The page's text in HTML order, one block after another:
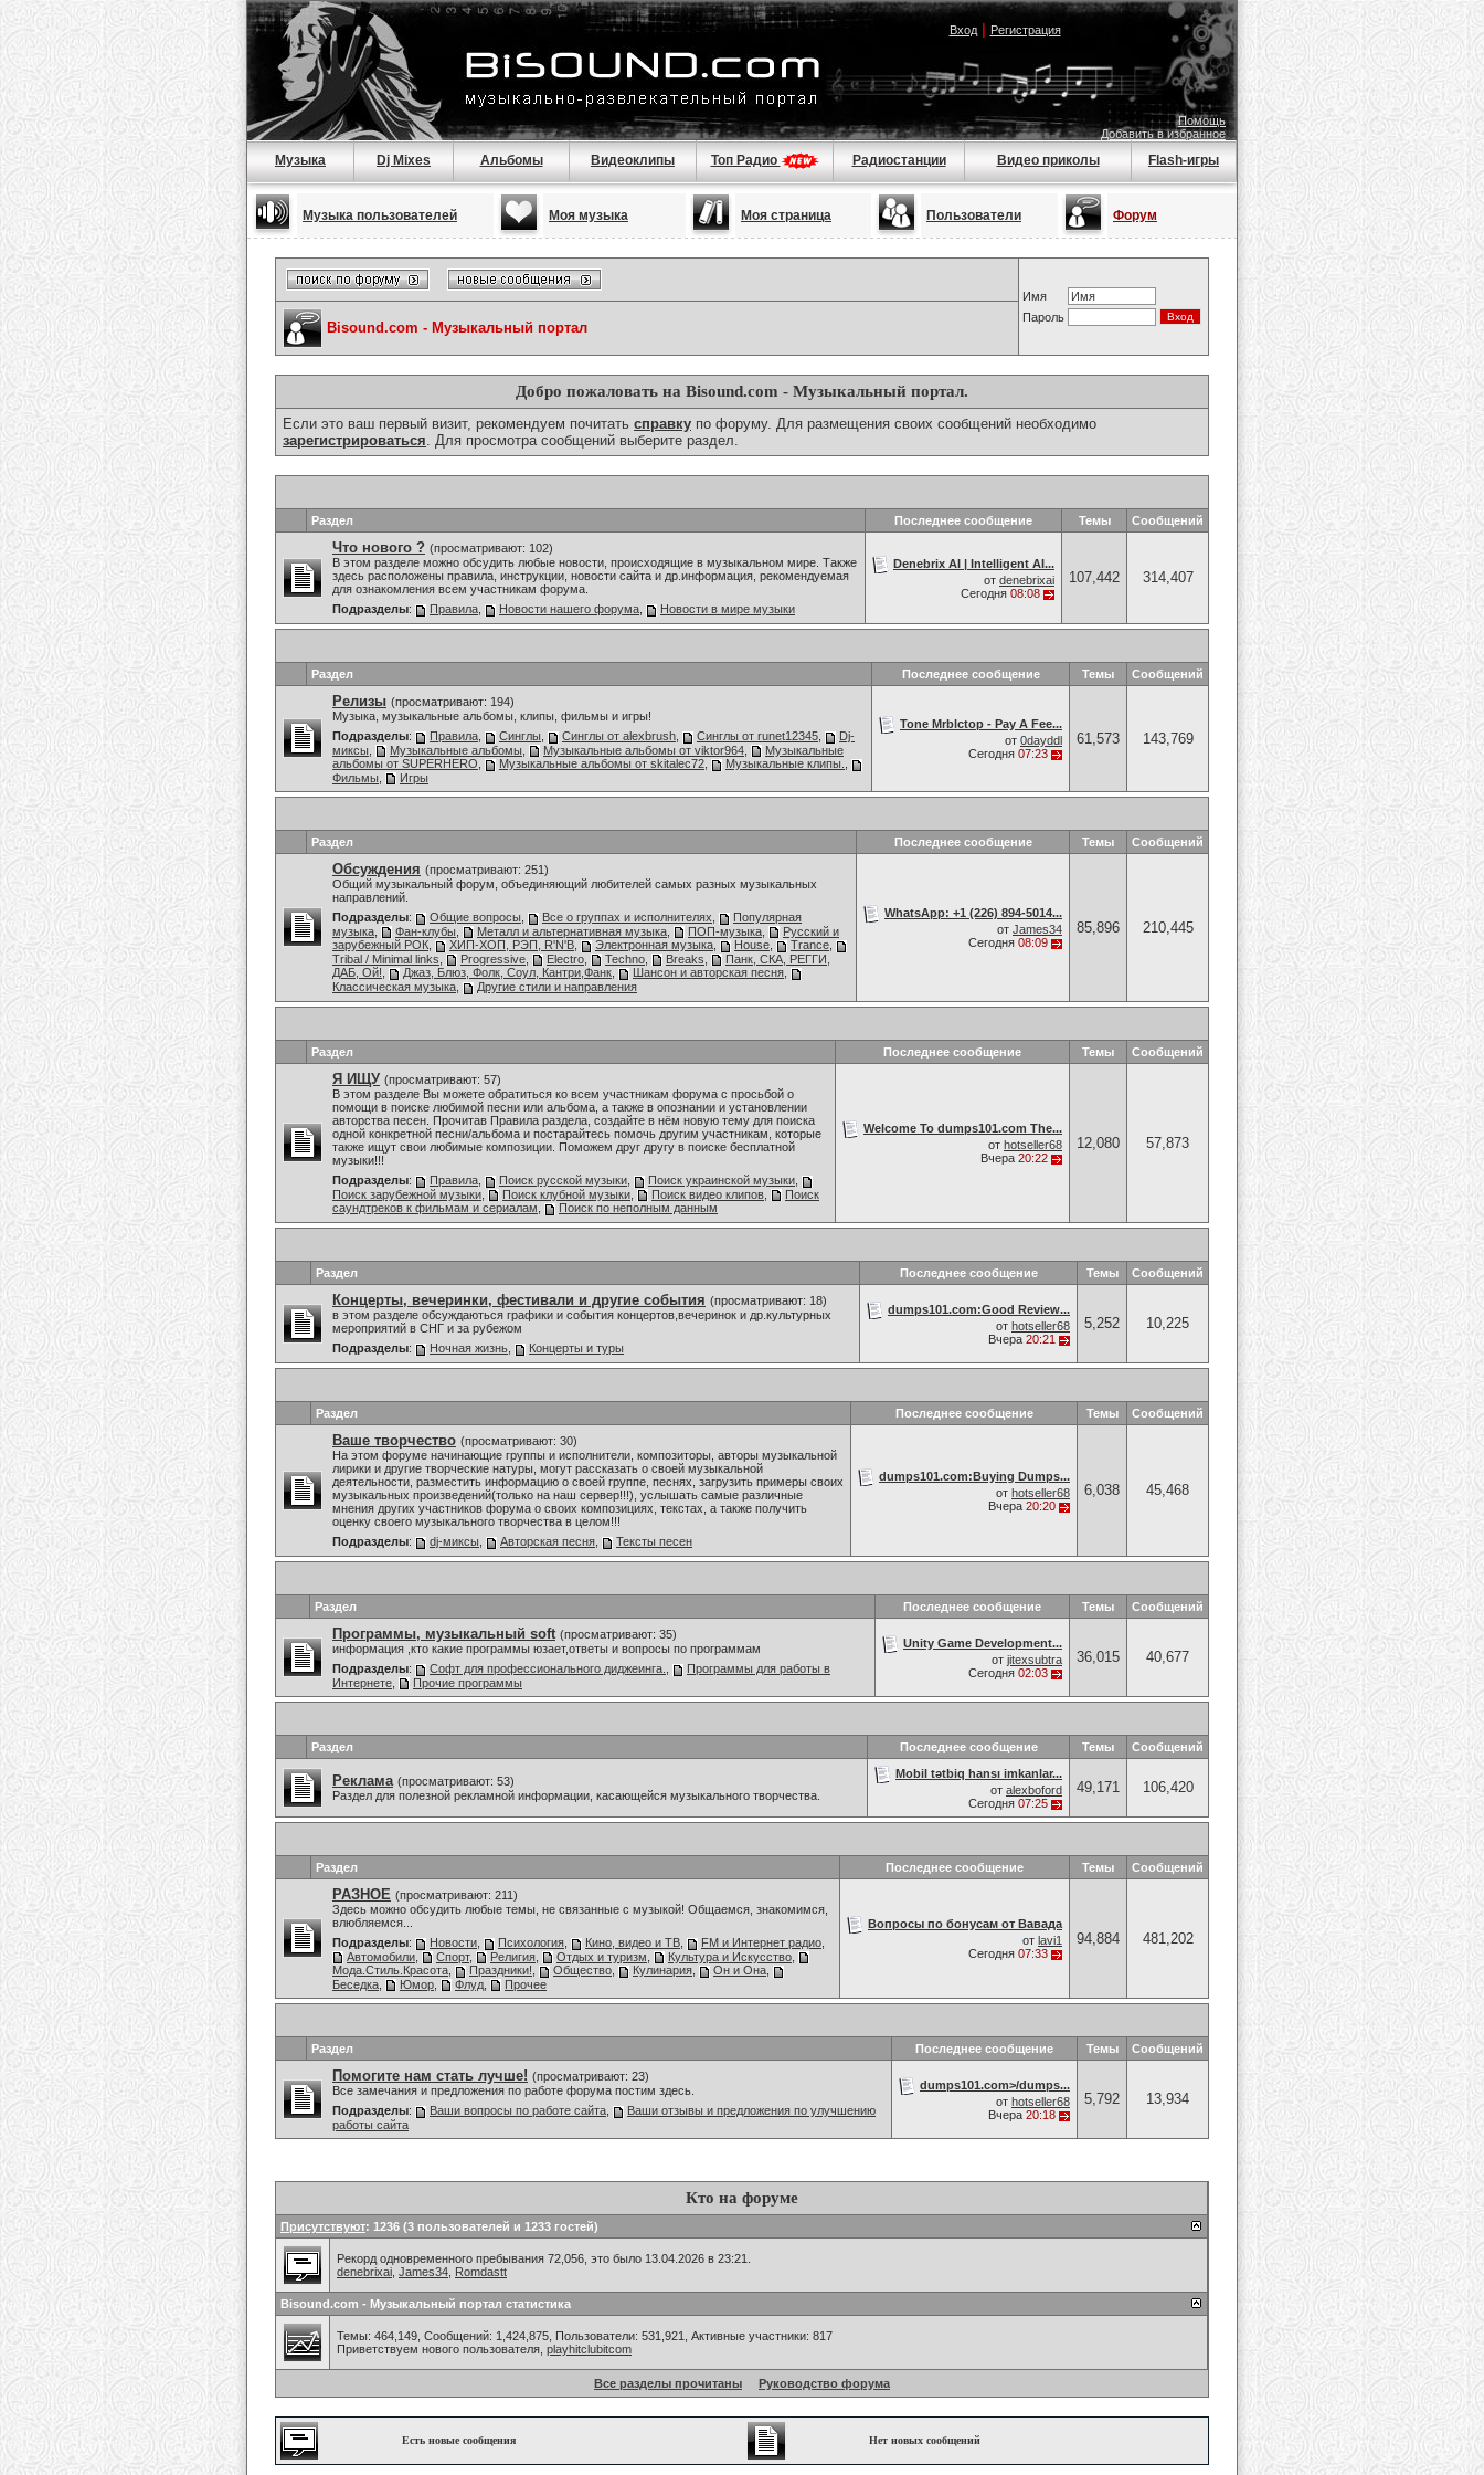
Вход| Регистрация
Помощь
Добавить в избранное
Музыка Dj Mixes Альбомы Видеоклипы Топ Радио Радиостанции Видео приколы Flash-игры
Музыка пользователей Моя музыка Моя страница Пользователи Форум
Имя
Пароль
Bisound.com - Музыкальный портал
Добро пожаловать на Bisound.com - Музыкальный портал.
Если это ваш первый визит, рекомендуем почитать справку по форуму. Для размещения своих сообщений необходимо
зарегистрироваться. Для просмотра сообщений выберите раздел.
Раздел Последнее сообщение Темы Сообщений
Что нового ? (просматривают: 102)
В этом разделе можно обсудить любые новости, происходящие в музыкальном мире. Также
здесь расположены правила, инструкции, новости сайта и др.информация, рекомендуемая
для ознакомления всем участникам форума.
Подразделы: Правила Новости нашего форума Новости в мире музыки
Denebrix AI | Intelligent AI...
от denebrixai
Сегодня 08:08
107,442 314,407
Раздел Последнее сообщение Темы Сообщений
Релизы (просматривают: 194)
Музыка, музыкальные альбомы, клипы, фильмы и игры!
Подразделы: Правила Синглы Синглы от alexbrush Синглы от runet12345
Dj-
миксы
Музыкальные альбомы Музыкальные альбомы от viktor964
Музыкальные
альбомы от SUPERHERO
Музыкальные альбомы от skitalec72 Музыкальные клипы.
Фильмы
Игры
Tone Mrblctop - Pay A Fee...
от 0dayddl
Сегодня 07:23
61,573 143,769
Раздел Последнее сообщение Темы Сообщений
Обсуждения (просматривают: 251)
Общий музыкальный форум, объединяющий любителей самых разных музыкальных
направлений.
Подразделы: Общие вопросы Все о группах и исполнителях
Популярная
музыка
Фан-клубы Металл и альтернативная музыка ПОП-музыка
Русский и
зарубежный РОК
ХИП-ХОП, РЭП, R'N'B Электронная музыка House Trance
Tribal / Minimal links
Progressive Electro Techno Breaks
Панк, СКА, РЕГГИ,
ДАБ, Ой!
Джаз, Блюз, Фолк, Соул, Кантри,Фанк Шансон и авторская песня
Классическая музыка
Другие стили и направления
WhatsApp: +1 (226) 894-5014​...
от James34
Сегодня 08:09
85,896 210,445
Раздел Последнее сообщение Темы Сообщений
Я ИЩУ (просматривают: 57)
В этом разделе Вы можете обратиться ко всем участникам форума с просьбой о
помощи в поиске любимой песни или альбома, а также в опознании и установлении
авторства песен. Прочитав Правила раздела, создайте в нём новую тему для поиска
одной конкретной песни/альбома и постарайтесь помочь другим участникам, которые
также ищут свои любимые композиции. Поможем друг другу в поиске бесплатной
музыки!!!
Подразделы: Правила Поиск русской музыки Поиск украинской музыки
Поиск зарубежной музыки
Поиск клубной музыки Поиск видео клипов
Поиск
саундтреков к фильмам и сериалам
Поиск по неполным данным
Welcome To dumps101.com The...
от hotseller68
Вчера 20:22
12,080 57,873
Раздел Последнее сообщение Темы Сообщений
Концерты, вечеринки, фестивали и другие события (просматривают: 18)
в этом разделе обсуждаються графики и события концертов,вечеринок и др.культурных
мероприятий в СНГ и за рубежом
Подразделы: Ночная жизнь Концерты и туры
dumps101.com:Good Review...
от hotseller68
Вчера 20:21
5,252 10,225
Раздел Последнее сообщение Темы Сообщений
Ваше творчество (просматривают: 30)
На этом форуме начинающие группы и исполнители, композиторы, авторы музыкальной
лирики и другие творческие натуры, могут рассказать о своей музыкальной
деятельности, разместить информацию о своей группе, песнях, загрузить примеры своих
музыкальных произведений(только на наш сервер!!!), услышать самые различные
мнения других участников форума о своих композициях, текстах, а также получить
оценку своего музыкального творчества в целом!!!
Подразделы: dj-миксы Авторская песня Тексты песен
dumps101.com:Buying Dumps...
от hotseller68
Вчера 20:20
6,038 45,468
Раздел Последнее сообщение Темы Сообщений
Программы, музыкальный soft (просматривают: 35)
информация ,кто какие программы юзает,ответы и вопросы по программам
Подразделы: Софт для профессионального диджеинга.
Программы для работы в
Интернете
Прочие программы
Unity Game Development...
от jitexsubtra
Сегодня 02:03
36,015 40,677
Раздел Последнее сообщение Темы Сообщений
Реклама (просматривают: 53)
Раздел для полезной рекламной информации, касающейся музыкального творчества.
Mobil tətbiq hansı imkanlar...
от alexboford
Сегодня 07:25
49,171 106,420
Раздел Последнее сообщение Темы Сообщений
РАЗНОЕ (просматривают: 211)
Здесь можно обсудить любые темы, не связанные с музыкой! Общаемся, знакомимся,
влюбляемся...
Подразделы: Новости Психология Кино, видео и ТВ FM и Интернет радио
Автомобили
Спорт, Религия Отдых и туризм Культура и Искусство
Мода.Стиль.Красота
Праздники! Общество Кулинария Он и Она
Беседка
Юмор Флуд Прочее
Вопросы по бонусам от Вавада
от lavi1
Сегодня 07:33
94,884 481,202
Раздел Последнее сообщение Темы Сообщений
Помогите нам стать лучше! (просматривают: 23)
Все замечания и предложения по работе форума постим здесь.
Подразделы: Ваши вопросы по работе сайта
Ваши отзывы и предложения по улучшению
работы сайта
dumps101.com>/dumps...
от hotseller68
Вчера 20:18
5,792 13,934
Кто на форуме
Присутствуют: 1236 (3 пользователей и 1233 гостей)
Рекорд одновременного пребывания 72,056, это было 13.04.2026 в 23:21.
denebrixai James34 Romdastt
Bisound.com - Музыкальный портал статистика
Темы: 464,149, Сообщений: 1,424,875, Пользователи: 531,921, Активные участники: 817
Приветствуем нового пользователя, playhitclubitcom
Все разделы прочитаны Руководство форума
Есть новые сообщения Нет новых сообщений